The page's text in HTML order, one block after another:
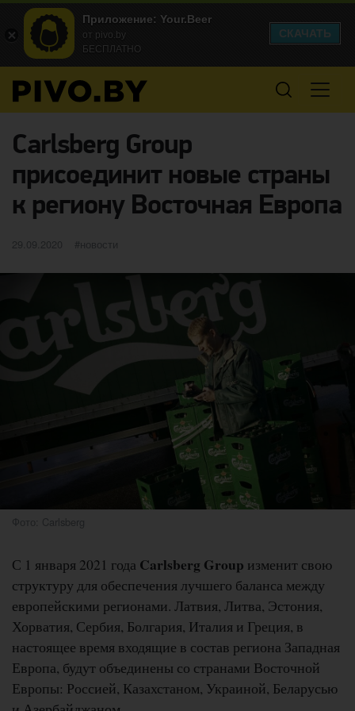
Carlsberg Group
присоединит новые страны
к региону Восточная Европа
Опубликовано
29.09.2020 категории
новости
Фото: Carlsberg
С 1 января 2021 года Carlsberg Group изменит свою
структуру для обеспечения лучшего баланса между
европейскими регионами. Латвия, Литва, Эстония,
Хорватия, Сербия, Болгария, Италия и Греция, в
настоящее время входящие в состав региона Западная
Европа, будут объединены со странами Восточной
Европы: Россией, Казахстаном, Украиной, Беларусью
Приложение: Your.Beer
от pivo.by
БЕСПЛАТНО
СКАЧАТЬ